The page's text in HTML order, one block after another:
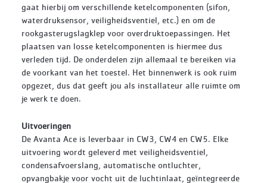
gaat hierbij om verschillende ketelcomponenten (sifon,
waterdruksensor, veiligheidsventiel, etc.) en om de
rookgasterugslagklep voor overdruktoepassingen. Het
plaatsen van losse ketelcomponenten is hiermee dus
verleden tijd. De onderdelen zijn allemaal te bereiken via
de voorkant van het toestel. Het binnenwerk is ook ruim
opgezet, dus dat geeft jou als installateur alle ruimte om
je werk te doen.
Uitvoeringen
De Avanta Ace is leverbaar in CW3, CW4 en CW5. Elke
uitvoering wordt geleverd met veiligheidsventiel,
condensafvoerslang, automatische ontluchter,
opvangbakje voor vocht uit de luchtinlaat, geïntegreerde